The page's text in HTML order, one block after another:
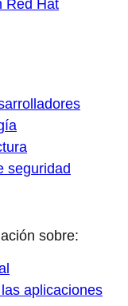
Red Hat
seguridad
sobre:
aplicaciones